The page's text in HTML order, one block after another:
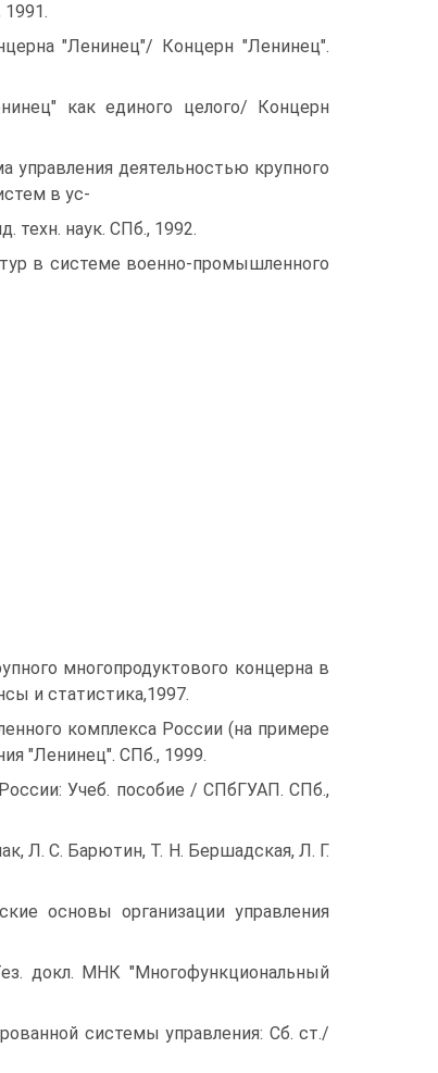
"Ленинец"/ Концерн "Ленинец".
как единого целого/ Концерн
управления деятельностью крупного
в ус-
техн. наук. СПб., 1992.
в системе военно-промышленного
многопродуктового концерна в
и статистика,1997.
комплекса России (на примере
"Ленинец". СПб., 1999.
Учеб. пособие / СПбГУАП. СПб.,
Л. С. Барютин, Т. Н. Бершадская, Л. Г.
основы организации управления
докл. МНК "Многофункциональный
системы управления: Сб. ст./